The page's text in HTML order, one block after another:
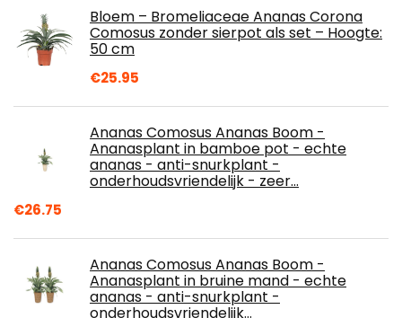
Bloem – Bromeliaceae Ananas Corona
Comosus zonder sierpot als set – Hoogte:
50 cm
€25.95
Ananas Comosus Ananas Boom -
Ananasplant in bamboe pot - echte
ananas - anti-snurkplant -
onderhoudsvriendelijk - zeer…
€26.75
Ananas Comosus Ananas Boom -
Ananasplant in bruine mand - echte
ananas - anti-snurkplant -
onderhoudsvriendelijk…